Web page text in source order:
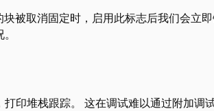
被取消固定时，启用此标志后我们会立
印堆栈跟踪。 这在调试难以通过附加调